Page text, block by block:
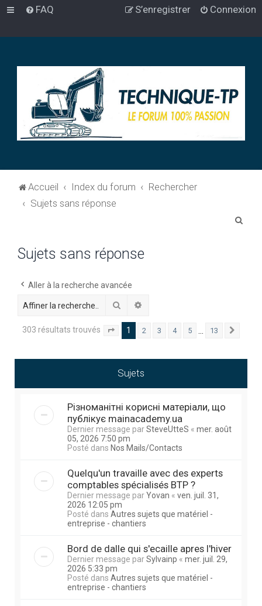
FAQ Connexion
S’enregistrer
Accueil Index du forum
Rechercher
Sujets sans réponse
Sujets sans réponse
Aller à la recherche avancée
Rechercher
303 résultats trouvés Page sur 13
1 2 3 4 5 13
Sujets
Різноманітні корисні матеріали, що
публікує mainacademy.ua
Dernier message parSteveUtteS « mer. août
05, 2026 7:50 pm
Posté dans Nos Mails/Contacts
Quelqu'un travaille avec des experts
comptables spécialisés BTP ?
Dernier message parYovan « ven. juil. 31,
2026 12:05 pm
Posté dans Autres sujets que matériel -
entreprise - chantiers
Bord de dalle qui s'ecaille apres l'hiver
Dernier message parSylvainp « mer. juil. 29,
2026 5:33 pm
Posté dans Autres sujets que matériel -
entreprise - chantiers